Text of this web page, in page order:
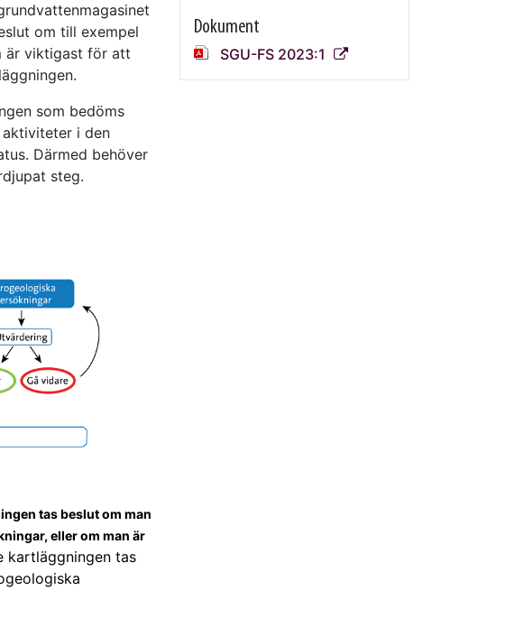
om till exempel
är viktigast för att
som bedöms
i den
Därmed behöver
steg.
tas beslut om man
eller om man är
kartläggningen tas
Dokument
SGU-FS 2023:1